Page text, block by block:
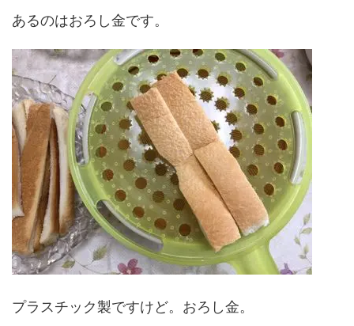
あるのはおろし金です。
プラスチック製ですけど。おろし金。